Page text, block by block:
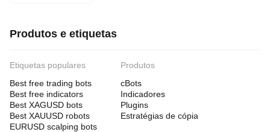
Produtos e etiquetas
Etiquetas populares
Best free trading bots
Best free indicators
Best XAGUSD bots
Best XAUUSD robots
EURUSD scalping bots
Produtos
cBots
Indicadores
Plugins
Estratégias de cópia